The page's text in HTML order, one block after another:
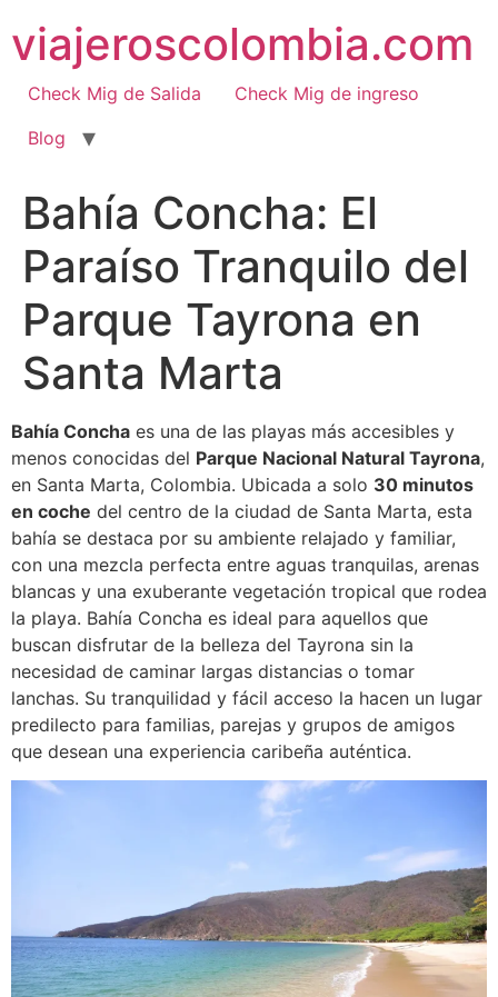
al
contenido
viajeroscolombia.com
Check Mig de Salida
Check Mig de ingreso
Blog
Bahía Concha: El
Paraíso Tranquilo del
Parque Tayrona en
Santa Marta
Bahía Concha es una de las playas más accesibles y
menos conocidas del Parque Nacional Natural Tayrona,
en Santa Marta, Colombia. Ubicada a solo 30 minutos
en coche del centro de la ciudad de Santa Marta, esta
bahía se destaca por su ambiente relajado y familiar,
con una mezcla perfecta entre aguas tranquilas, arenas
blancas y una exuberante vegetación tropical que rodea
la playa. Bahía Concha es ideal para aquellos que
buscan disfrutar de la belleza del Tayrona sin la
necesidad de caminar largas distancias o tomar
lanchas. Su tranquilidad y fácil acceso la hacen un lugar
predilecto para familias, parejas y grupos de amigos
que desean una experiencia caribeña auténtica.